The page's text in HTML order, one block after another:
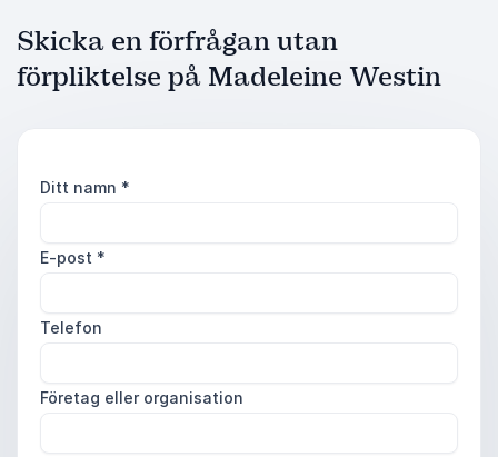
Skicka en förfrågan utan
förpliktelse på Madeleine Westin
Ditt namn *
E-post *
Telefon
Företag eller organisation